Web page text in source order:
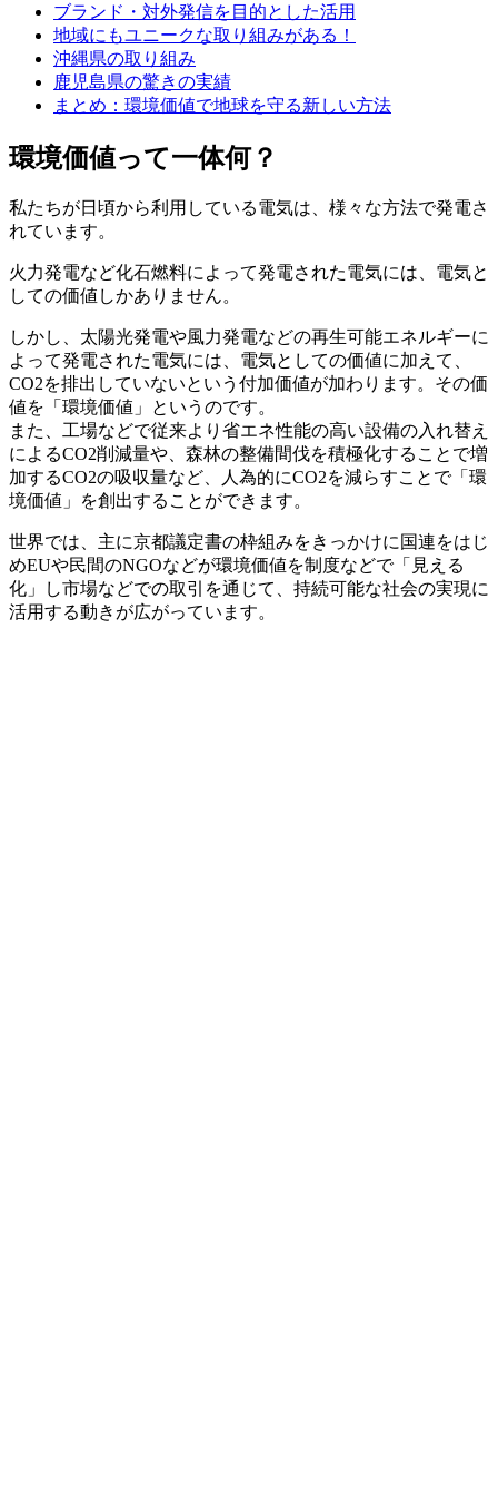
ブランド・対外発信を目的とした活用
地域にもユニークな取り組みがある！
沖縄県の取り組み
鹿児島県の驚きの実績
まとめ：環境価値で地球を守る新しい方法
環境価値って一体何？
私たちが日頃から利用している電気は、様々な方法で発電さ
れています。
火力発電など化石燃料によって発電された電気には、電気と
しての価値しかありません。
しかし、太陽光発電や風力発電などの再生可能エネルギーに
よって発電された電気には、電気としての価値に加えて、
CO2を排出していないという付加価値が加わります。その価
値を「環境価値」というのです。
また、工場などで従来より省エネ性能の高い設備の入れ替え
によるCO2削減量や、森林の整備間伐を積極化することで増
加するCO2の吸収量など、人為的にCO2を減らすことで「環
境価値」を創出することができます。
世界では、主に京都議定書の枠組みをきっかけに国連をはじ
めEUや民間のNGOなどが環境価値を制度などで「見える
化」し市場などでの取引を通じて、持続可能な社会の実現に
活用する動きが広がっています。